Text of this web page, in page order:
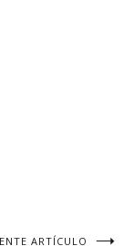
ARTÍCULO